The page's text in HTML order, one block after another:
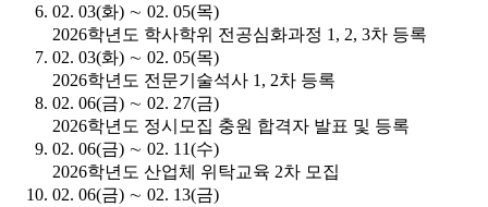
02. 03(화) ∼ 02. 05(목)
2026학년도 학사학위 전공심화과정 1, 2, 3차 등록
02. 03(화) ∼ 02. 05(목)
2026학년도 전문기술석사 1, 2차 등록
02. 06(금) ∼ 02. 27(금)
2026학년도 정시모집 충원 합격자 발표 및 등록
02. 06(금) ∼ 02. 11(수)
2026학년도 산업체 위탁교육 2차 모집
02. 06(금) ∼ 02. 13(금)